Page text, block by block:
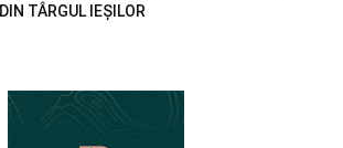
DIN TÂRGUL IEȘILOR